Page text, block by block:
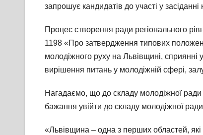
запрошує кандидатів до участі у
Процес створення ради регіонального
1198 «Про затвердження типових
молодіжного руху на Львівщині, сприянні
вирішення питань у молодіжній сфері,
Нагадаємо, що до складу молодіжної ради
бажання увійти до складу молодіжної
«Львівщина – одна з перших областей,